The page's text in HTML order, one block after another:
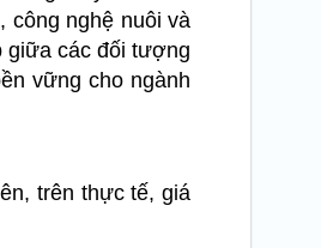
công nghệ nuôi và
giữa các đối tượng
vững cho ngành
trên thực tế, giá